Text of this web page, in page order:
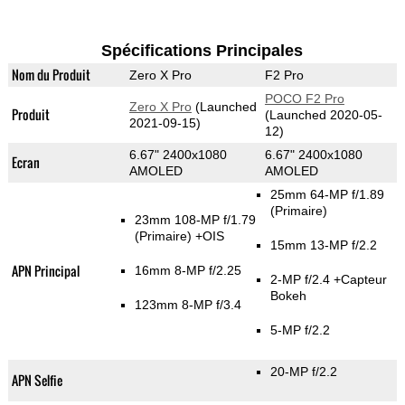
Spécifications Principales
Nom du Produit Zero X Pro F2 Pro
Produit Zero X Pro(Launched
2021-09-15)
POCO F2 Pro
(Launched 2020-05-
12)
Ecran
6.67" 2400x1080
AMOLED
6.67" 2400x1080
AMOLED
APN Principal
23mm 108-MP f/1.79
(Primaire) +OIS
16mm 8-MP f/2.25
123mm 8-MP f/3.4
25mm 64-MP f/1.89
(Primaire)
15mm 13-MP f/2.2
2-MP f/2.4 +Capteur
Bokeh
5-MP f/2.2
APN Selfie 20-MP f/2.2